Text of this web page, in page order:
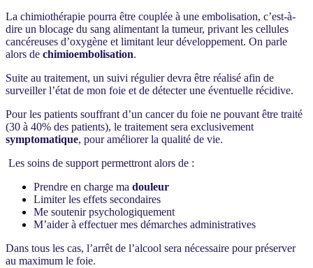
La chimiothérapie pourra être couplée à une embolisation, c’est-à-
dire un blocage du sang alimentant la tumeur, privant les cellules
cancéreuses d’oxygène et limitant leur développement. On parle
alors de chimioembolisation.
Suite au traitement, un suivi régulier devra être réalisé afin de
surveiller l’état de mon foie et de détecter une éventuelle récidive.
Pour les patients souffrant d’un cancer du foie ne pouvant être traité
(30 à 40% des patients), le traitement sera exclusivement
symptomatique, pour améliorer la qualité de vie.
Les soins de support permettront alors de :
Prendre en charge ma douleur
Limiter les effets secondaires
Me soutenir psychologiquement
M’aider à effectuer mes démarches administratives
Dans tous les cas, l’arrêt de l’alcool sera nécessaire pour préserver
au maximum le foie.